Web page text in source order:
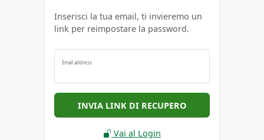
Inserisci la tua email, ti invieremo un
link per reimpostare la password.
Email address
INVIA LINK DI RECUPERO
Vai al Login